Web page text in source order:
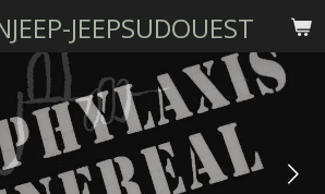
JEEPSUDOUEST